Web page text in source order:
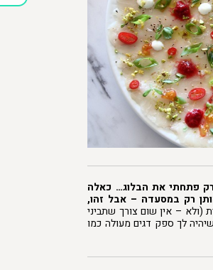
פתחתי את הבלוג… כאלה
רק במסעדה – אבל זהו,
(ולא – אין שום צורך שתביני
לך ספק דגים מעולה כמו